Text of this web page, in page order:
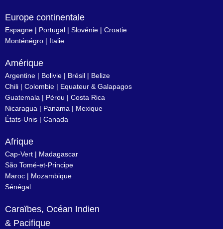
Europe continentale
Espagne | Portugal | Slovénie | Croatie
Monténégro | Italie
Amérique
Argentine | Bolivie | Brésil | Belize
Chili | Colombie | Equateur & Galapagos
Guatemala | Pérou | Costa Rica
Nicaragua | Panama | Mexique
États-Unis | Canada
Afrique
Cap-Vert | Madagascar
São Tomé-et-Principe
Maroc | Mozambique
Sénégal
Caraïbes, Océan Indien
& Pacifique